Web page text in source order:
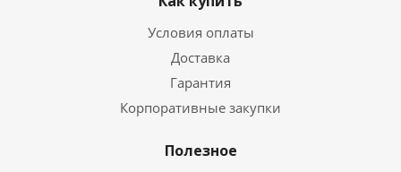
Условия оплаты
Доставка
Гарантия
Корпоративные закупки
Полезное